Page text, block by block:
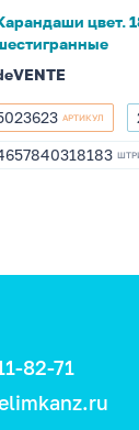
цвет.
АРТИКУЛ
82-71